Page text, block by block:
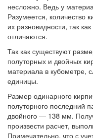
несложно. Ведь у
Разумеется, количество
их разновидности, так
отличаются.
Так как существуют
полуторных и двойных
материала в кубометре,
единицы.
Размер одинарного
полуторного последний
двойного — 138 мм.
произвести расчет,
Примечательно, что с